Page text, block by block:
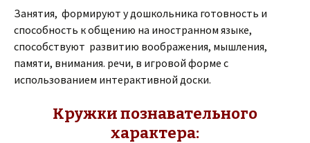
Занятия, формируют у дошкольника готовность и
способность к общению на иностранном языке,
способствуют развитию воображения, мышления,
памяти, внимания. речи, в игровой форме с
использованием интерактивной доски.
Кружки познавательного
характера: